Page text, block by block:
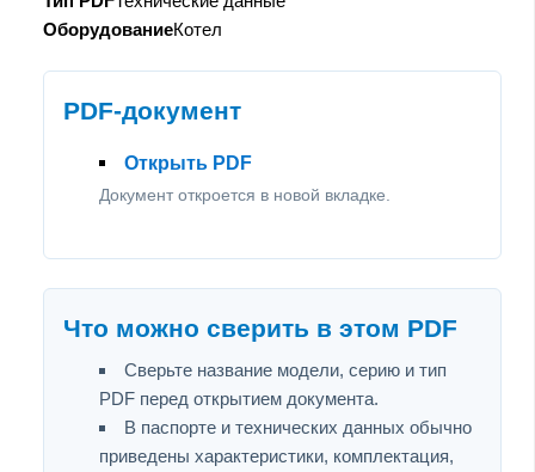
ОборудованиеКотел
PDF-документ
Открыть PDF
Документ откроется в новой вкладке.
Что можно сверить в этом PDF
Сверьте название модели, серию и тип
PDF перед открытием документа.
В паспорте и технических данных обычно
приведены характеристики, комплектация,